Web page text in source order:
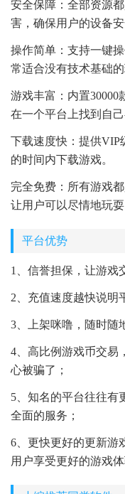
安全保障：全部资源
害，确保用户的设备安
操作简单：支持一键
常适合没有技术基础的
游戏丰富：内置30000
在一个平台上找到自己
下载速度快：提供VIP
的时间内下载游戏。
完全免费：所有游戏
让用户可以尽情地玩耍
平台优势
1、信誉担保，让游戏
2、充值速度越快说明
3、上架咪噜，随时随
4、高比例游戏币交易
心被骗了；
5、知名的平台往往有
全面的服务；
6、更快更好的更新游
用户享受更好的游戏体